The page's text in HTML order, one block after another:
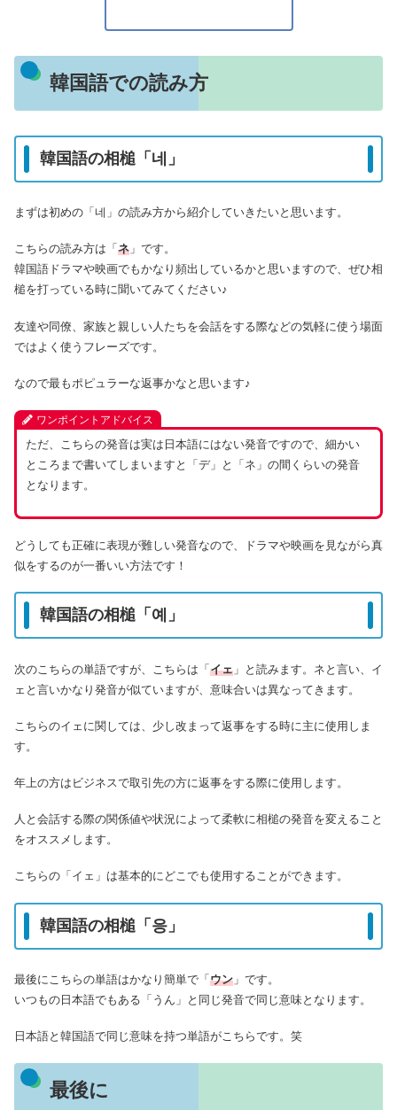
韓国語での読み方
韓国語の相槌「네」
まずは初めの「네」の読み方から紹介していきたいと思います。
こちらの読み方は「 ネ 」です。
韓国語ドラマや映画でもかなり頻出しているかと思いますので、ぜひ相
槌を打っている時に聞いてみてください♪
友達や同僚、家族と親しい人たちを会話をする際などの気軽に使う場面
ではよく使うフレーズです。
なので最もポピュラーな返事かなと思います♪
ワンポイントアドバイス
ただ、こちらの発音は実は日本語にはない発音ですので、細かい
ところまで書いてしまいますと「デ」と「ネ」の間くらいの発音
となります。
どうしても正確に表現が難しい発音なので、ドラマや映画を見ながら真
似をするのが一番いい方法です！
韓国語の相槌「예」
次のこちらの単語ですが、こちらは「イェ 」と読みます。ネと言い、イ
ェと言いかなり発音が似ていますが、意味合いは異なってきます。
こちらのイェに関しては、少し改まって返事をする時に主に使用しま
す。
年上の方はビジネスで取引先の方に返事をする際に使用します。
人と会話する際の関係値や状況によって柔軟に相槌の発音を変えること
をオススメします。
こちらの「イェ」は基本的にどこでも使用することができます。
韓国語の相槌「응」
最後にこちらの単語はかなり簡単で「 ウン 」です。
いつもの日本語でもある「うん」と同じ発音で同じ意味となります。
日本語と韓国語で同じ意味を持つ単語がこちらです。笑
最後に